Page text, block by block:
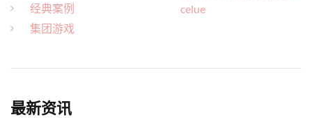
经典案例
集团游戏
celue
最新资讯